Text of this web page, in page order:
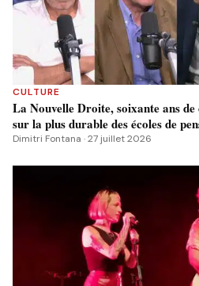
CULTURE
La Nouvelle Droite, soixante ans
sur la plus durable des écoles de
Dimitri Fontana · 27 juillet 2026